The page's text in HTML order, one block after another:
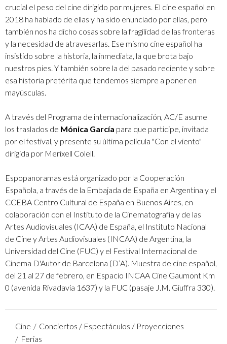
crucial el peso del cine dirigido por mujeres. El cine español en
2018 ha hablado de ellas y ha sido enunciado por ellas, pero
también nos ha dicho cosas sobre la fragilidad de las fronteras
y la necesidad de atravesarlas. Ese mismo cine español ha
insistido sobre la historia, la inmediata, la que brota bajo
nuestros pies. Y también sobre la del pasado reciente y sobre
esa historia pretérita que tendemos siempre a poner en
mayúsculas.
A través del Programa de internacionalización, AC/E asume
los traslados de Mónica García para que participe, invitada
por el festival, y presente su última película "Con el viento"
dirigida por Merixell Colell.
Espopanoramas está organizado por la Cooperación
Española, a través de la Embajada de España en Argentina y el
CCEBA Centro Cultural de España en Buenos Aires, en
colaboración con el Instituto de la Cinematografía y de las
Artes Audiovisuales (ICAA) de España, el Instituto Nacional
de Cine y Artes Audiovisuales (INCAA) de Argentina, la
Universidad del Cine (FUC) y el Festival Internacional de
Cinema D'Autor de Barcelona (D’A). Muestra de cine español,
del 21 al 27 de febrero, en Espacio INCAA Cine Gaumont Km
0 (avenida Rivadavia 1637) y la FUC (pasaje J.M. Giuffra 330).
Cine
Conciertos / Espectáculos / Proyecciones
Ferias